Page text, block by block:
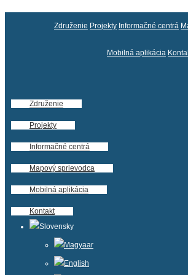
Združenie Projekty Informačné centrá
Mobilná aplikácia
Združenie
Projekty
Informačné centrá
Mapový sprievodca
Mobilná aplikácia
Kontakt
Slovensky
Magyaar
English